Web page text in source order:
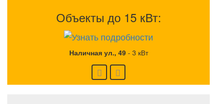
Объекты до 15 кВт:
Наличная ул., 49- 3 кВт